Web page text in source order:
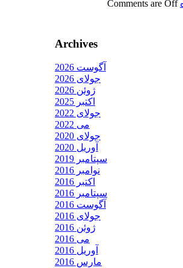
Comments are Off
Archives
آگوست 2026
جولای 2026
ژوئن 2026
اکتبر 2025
جولای 2022
می 2022
جولای 2020
آوریل 2020
سپتامبر 2019
نوامبر 2016
اکتبر 2016
سپتامبر 2016
آگوست 2016
جولای 2016
ژوئن 2016
می 2016
آوریل 2016
مارس 2016